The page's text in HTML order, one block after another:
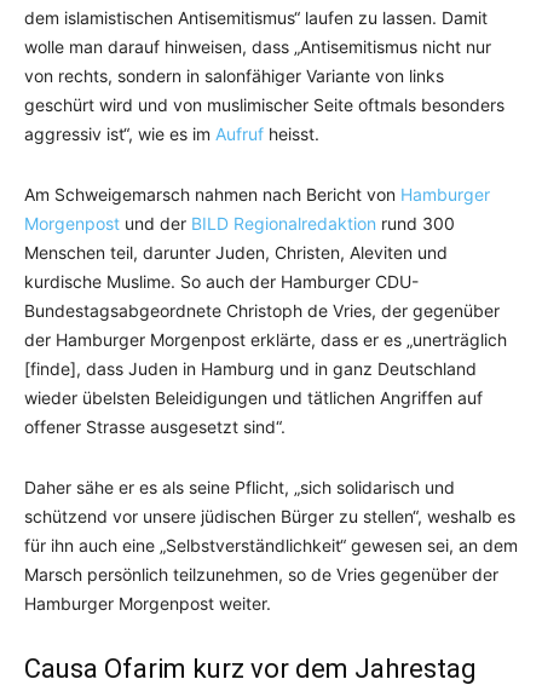
dem islamistischen Antisemitismus“ laufen zu lassen. Damit
wolle man darauf hinweisen, dass „Antisemitismus nicht nur
von rechts, sondern in salonfähiger Variante von links
geschürt wird und von muslimischer Seite oftmals besonders
aggressiv ist“, wie es im Aufruf heisst.
Am Schweigemarsch nahmen nach Bericht von Hamburger
Morgenpost und der BILD Regionalredaktion rund 300
Menschen teil, darunter Juden, Christen, Aleviten und
kurdische Muslime. So auch der Hamburger CDU-
Bundestagsabgeordnete Christoph de Vries, der gegenüber
der Hamburger Morgenpost erklärte, dass er es „unerträglich
[finde], dass Juden in Hamburg und in ganz Deutschland
wieder übelsten Beleidigungen und tätlichen Angriffen auf
offener Strasse ausgesetzt sind“.
Daher sähe er es als seine Pflicht, „sich solidarisch und
schützend vor unsere jüdischen Bürger zu stellen“, weshalb es
für ihn auch eine „Selbstverständlichkeit“ gewesen sei, an dem
Marsch persönlich teilzunehmen, so de Vries gegenüber der
Hamburger Morgenpost weiter.
Causa Ofarim kurz vor dem Jahrestag